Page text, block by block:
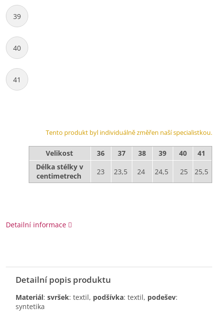
39
40
41
Tento produkt byl individuálně změřen naší specialistkou.
Velikost 36 37 38 39 40
41
Délka stélky v
centimetrech
23 23,5 24 24,5 25 25,5
Detailní informace
Detailní popis produktu
Materiál:svršek: textil, podšívka: textil, podešev:
syntetika